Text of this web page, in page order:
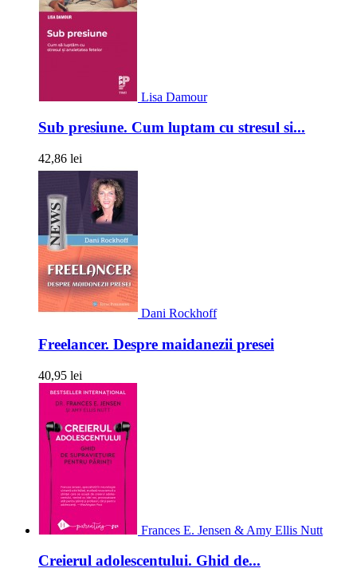
Lisa Damour
Sub presiune. Cum luptam cu stresul si...
42,86 lei
Dani Rockhoff
Freelancer. Despre maidanezii presei
40,95 lei
Frances E. Jensen & Amy Ellis Nutt
Creierul adolescentului. Ghid de...